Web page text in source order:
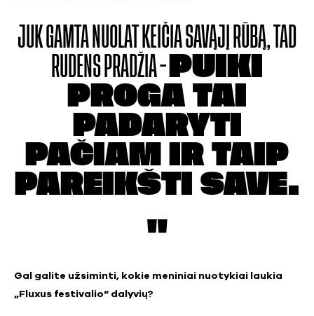
JUK GAMTA NUOLAT KEIČIA SAVĄJĮ RŪBĄ, TAD
RUDENS PRADŽIA – PUIKI
PROGA TAI
PADARYTI
PAČIAM IR TAIP
PAREIKŠTI SAVE.
Gal galite užsiminti, kokie meniniai nuotykiai laukia
„Fluxus festivalio“ dalyvių?